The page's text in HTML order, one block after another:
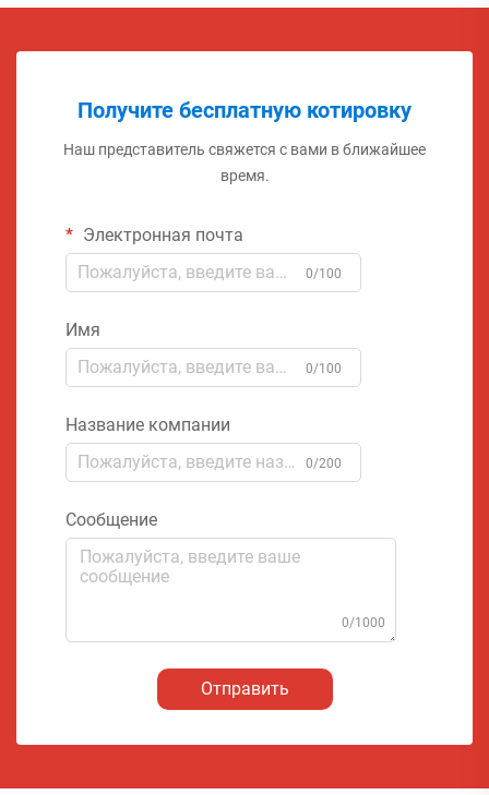
Получите бесплатную котировку
Наш представитель свяжется с вами в ближайшее
время.
Электронная почта
0/100
Имя
0/100
Название компании
0/200
Сообщение
0/1000
Отправить